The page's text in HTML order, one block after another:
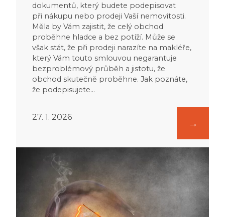
dokumentů, který budete podepisovat
při nákupu nebo prodeji Vaší nemovitosti.
Měla by Vám zajistit, že celý obchod
proběhne hladce a bez potíží. Může se
však stát, že při prodeji narazíte na makléře,
který Vám touto smlouvou negarantuje
bezproblémový průběh a jistotu, že
obchod skutečně proběhne. Jak poznáte,
že podepisujete…
27. 1. 2026